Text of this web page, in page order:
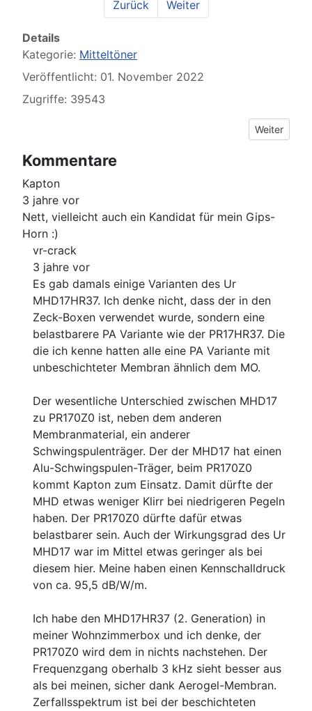
Zurück Weiter
Details
Kategorie: Mitteltöner
Veröffentlicht: 01. November 2022
Zugriffe: 39543
Nächster
Weiter
Kommentare
Kapton
3 jahre vor
Nett, vielleicht auch ein Kandidat für mein Gips-
Horn :)
vr-crack
3 jahre vor
Es gab damals einige Varianten des Ur
MHD17HR37. Ich denke nicht, dass der in den
Zeck-Boxen verwendet wurde, sondern eine
belastbarere PA Variante wie der PR17HR37. Die
die ich kenne hatten alle eine PA Variante mit
unbeschichteter Membran ähnlich dem MO.
Der wesentliche Unterschied zwischen MHD17
zu PR170Z0 ist, neben dem anderen
Membranmaterial, ein anderer
Schwingspulenträger. Der der MHD17 hat einen
Alu-Schwingspulen-Träger, beim PR170Z0
kommt Kapton zum Einsatz. Damit dürfte der
MHD etwas weniger Klirr bei niedrigeren Pegeln
haben. Der PR170Z0 dürfte dafür etwas
belastbarer sein. Auch der Wirkungsgrad des Ur
MHD17 war im Mittel etwas geringer als bei
diesem hier. Meine haben einen Kennschalldruck
von ca. 95,5 dB/W/m.
Ich habe den MHD17HR37 (2. Generation) in
meiner Wohnzimmerbox und ich denke, der
PR170Z0 wird dem in nichts nachstehen. Der
Frequenzgang oberhalb 3 kHz sieht besser aus
als bei meinen, sicher dank Aerogel-Membran.
Zerfallsspektrum ist bei der beschichteten